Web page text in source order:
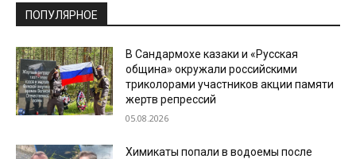
ПОПУЛЯРНОЕ
В Сандармохе казаки и «Русская
община» окружали российскими
триколорами участников акции памяти
жертв репрессий
05.08.2026
Химикаты попали в водоемы после